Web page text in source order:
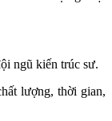
ngũ kiến trúc sư.
lượng, thời gian,